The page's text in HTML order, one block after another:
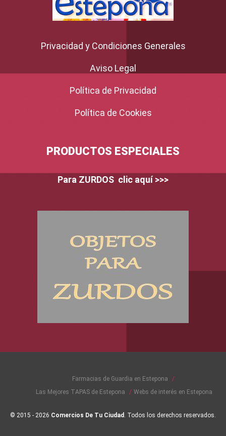
Privacidad y Condiciones Generales
Aviso Legal
Política de Privacidad
Política de Cookies
PRODUCTOS ESPECIALES
Para ZURDOS clic aquí >>>
Farmacias de Guardia en Estepona
Las Mejores TAPAS de Estepona
Webs de interés en Estepona
© 2015 - 2026 Comercios De Tu Ciudad . Todos los derechos reservados.